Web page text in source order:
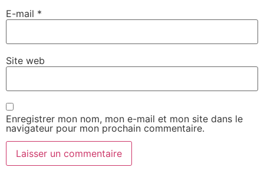
E-mail *
Site web
Enregistrer mon nom, mon e-mail et mon site dans le
navigateur pour mon prochain commentaire.